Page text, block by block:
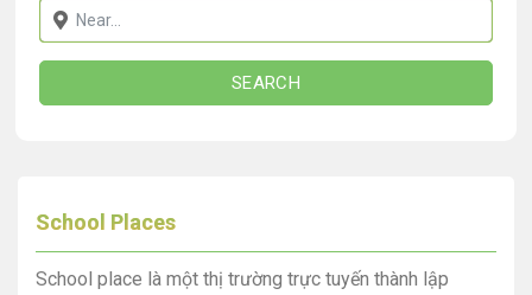
SEARCH
School Places
School place là một thị trường trực tuyến thành lập